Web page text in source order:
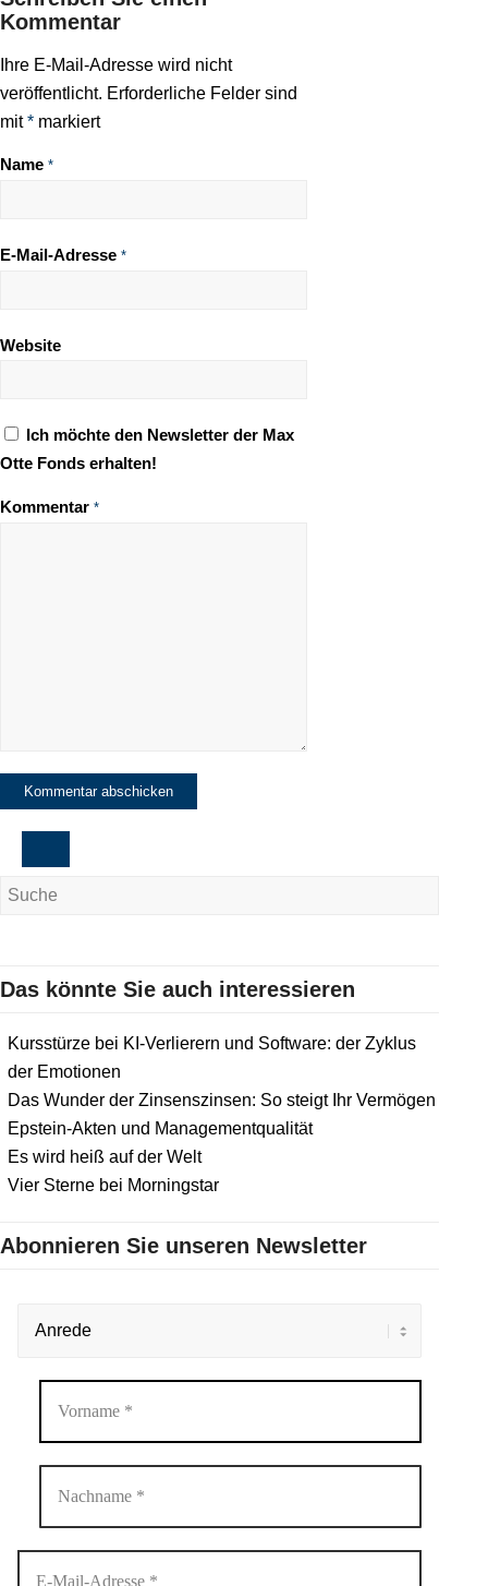
Kommentar
Ihre E-Mail-Adresse wird nicht
veröffentlicht. Erforderliche Felder sind
mit* markiert
Name *
E-Mail-Adresse *
Website
Ich möchte den Newsletter der Max
Otte Fonds erhalten!
Kommentar *
Das könnte Sie auch interessieren
Kursstürze bei KI-Verlierern und Software: der Zyklus
der Emotionen
Das Wunder der Zinsenszinsen: So steigt Ihr Vermögen
Epstein-Akten und Managementqualität
Es wird heiß auf der Welt
Vier Sterne bei Morningstar
Abonnieren Sie unseren Newsletter